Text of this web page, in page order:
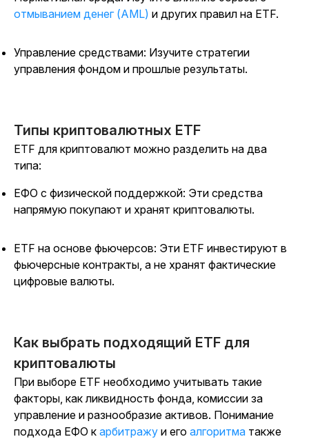
отмыванием денег (AML) и других правил на ETF.
Управление средствами: Изучите стратегии
управления фондом и прошлые результаты.
Типы криптовалютных ETF
ETF для криптовалют можно разделить на два
типа:
ЕФО с физической поддержкой: Эти средства
напрямую покупают и хранят криптовалюты.
ETF на основе фьючерсов: Эти ETF инвестируют в
фьючерсные контракты, а не хранят фактические
цифровые валюты.
Как выбрать подходящий ETF для
криптовалюты
При выборе ETF необходимо учитывать такие
факторы, как ликвидность фонда, комиссии за
управление и разнообразие активов. Понимание
подхода ЕФО к арбитражу и его алгоритма также